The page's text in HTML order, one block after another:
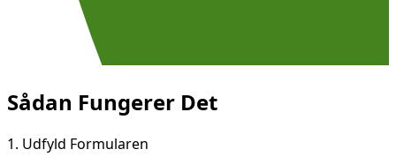
Sådan Fungerer Det
1. Udfyld Formularen